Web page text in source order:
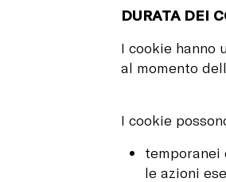
DURATA DEI
I cookie hanno
al momento
I cookie
temporanei
le azioni